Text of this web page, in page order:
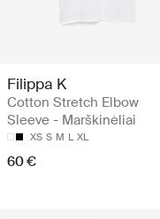
Filippa K
Cotton Stretch Elbow
Sleeve - Marškinėliai
XS S M L XL
60 €